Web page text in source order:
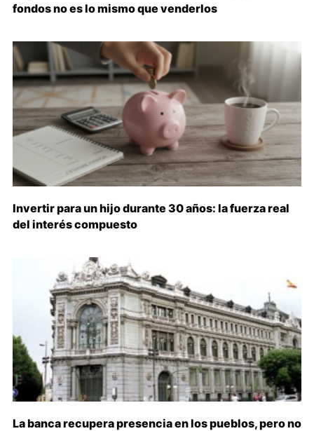
fondos no es lo mismo que venderlos
Invertir para un hijo durante 30 años: la fuerza real
del interés compuesto
La banca recupera presencia en los pueblos, pero no